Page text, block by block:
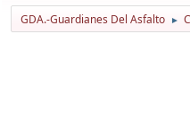
GDA.-Guardianes Del Asfalto ►